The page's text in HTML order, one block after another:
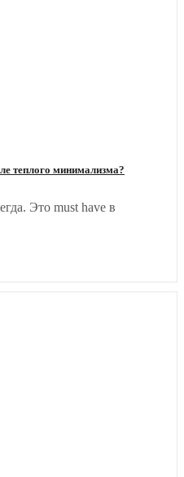
теплого минимализма?
Это must have в